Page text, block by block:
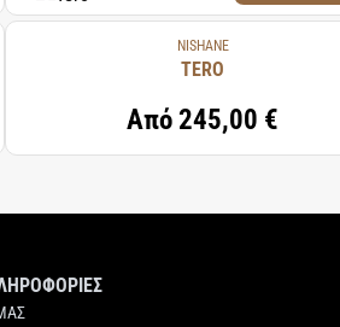
NISHANE
TERO
Από245,00 €